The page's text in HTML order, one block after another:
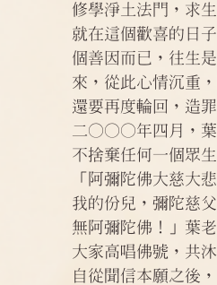
修學淨土法門，求
就在這個歡喜的日
個善因而已，往生
來，從此心情沉重
還要再度輪回，造
二○○○年四月，葉
不捨棄任何一個眾
「阿彌陀佛大慈大
我的份兒，彌陀慈
無阿彌陀佛！」葉
大家高唱佛號，共沐
自從聞信本願之後